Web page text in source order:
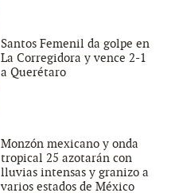
Santos Femenil da golpe en
La Corregidora y vence 2-1
a Querétaro
Monzón mexicano y onda
tropical 25 azotarán con
lluvias intensas y granizo a
varios estados de México